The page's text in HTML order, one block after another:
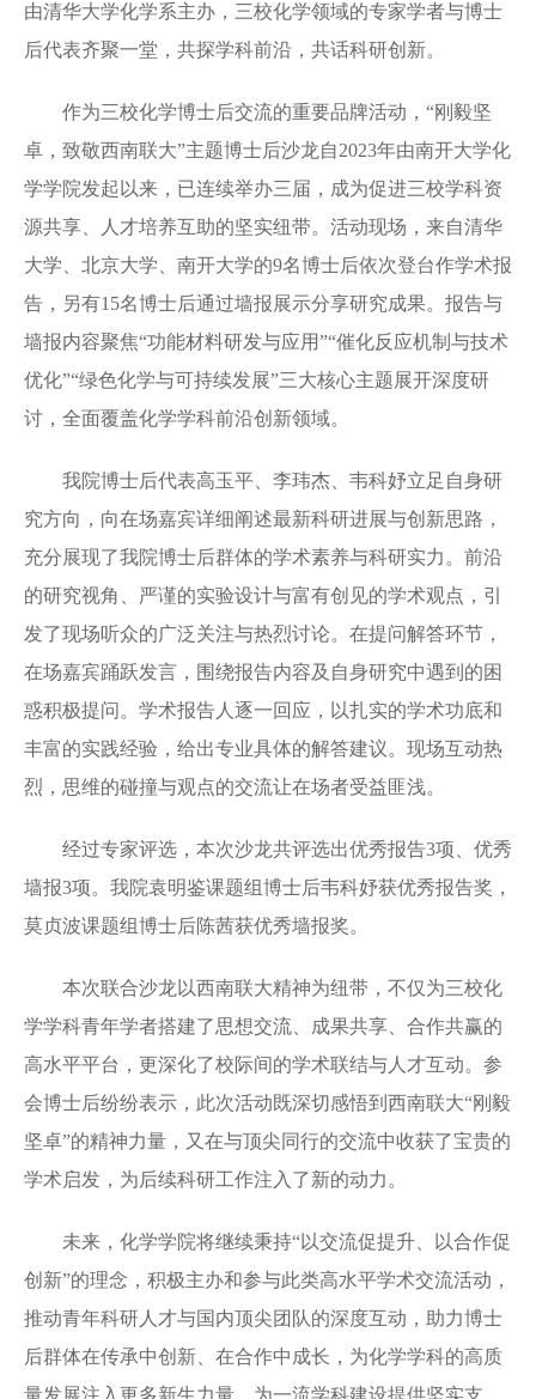
由清华大学化学系主办，三校化学领域的专家学者与博士
后代表齐聚一堂，共探学科前沿，共话科研创新。
作为三校化学博士后交流的重要品牌活动，“刚毅坚
卓，致敬西南联大”主题博士后沙龙自2023年由南开大学化
学学院发起以来，已连续举办三届，成为促进三校学科资
源共享、人才培养互助的坚实纽带。活动现场，来自清华
大学、北京大学、南开大学的9名博士后依次登台作学术报
告，另有15名博士后通过墙报展示分享研究成果。报告与
墙报内容聚焦“功能材料研发与应用”“催化反应机制与技术
优化”“绿色化学与可持续发展”三大核心主题展开深度研
讨，全面覆盖化学学科前沿创新领域。
我院博士后代表高玉平、李玮杰、韦科妤立足自身研
究方向，向在场嘉宾详细阐述最新科研进展与创新思路，
充分展现了我院博士后群体的学术素养与科研实力。前沿
的研究视角、严谨的实验设计与富有创见的学术观点，引
发了现场听众的广泛关注与热烈讨论。在提问解答环节，
在场嘉宾踊跃发言，围绕报告内容及自身研究中遇到的困
惑积极提问。学术报告人逐一回应，以扎实的学术功底和
丰富的实践经验，给出专业具体的解答建议。现场互动热
烈，思维的碰撞与观点的交流让在场者受益匪浅。
经过专家评选，本次沙龙共评选出优秀报告3项、优秀
墙报3项。我院袁明鉴课题组博士后韦科妤获优秀报告奖，
莫贞波课题组博士后陈茜获优秀墙报奖。
本次联合沙龙以西南联大精神为纽带，不仅为三校化
学学科青年学者搭建了思想交流、成果共享、合作共赢的
高水平平台，更深化了校际间的学术联结与人才互动。参
会博士后纷纷表示，此次活动既深切感悟到西南联大“刚毅
坚卓”的精神力量，又在与顶尖同行的交流中收获了宝贵的
学术启发，为后续科研工作注入了新的动力。
未来，化学学院将继续秉持“以交流促提升、以合作促
创新”的理念，积极主办和参与此类高水平学术交流活动，
推动青年科研人才与国内顶尖团队的深度互动，助力博士
后群体在传承中创新、在合作中成长，为化学学科的高质